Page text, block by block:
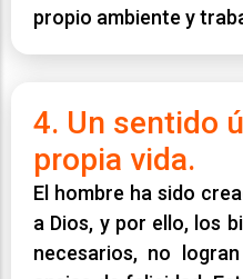
propio ambiente y
4. Un sentido
propia vida.
El hombre ha sido
a Dios, y por ello, los
necesarios, no